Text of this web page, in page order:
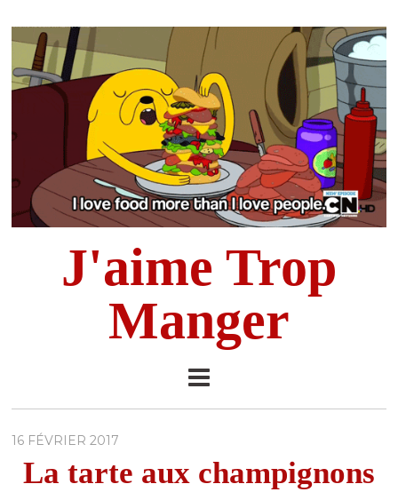
J'aime Trop
Manger
16 FÉVRIER 2017
La tarte aux champignons